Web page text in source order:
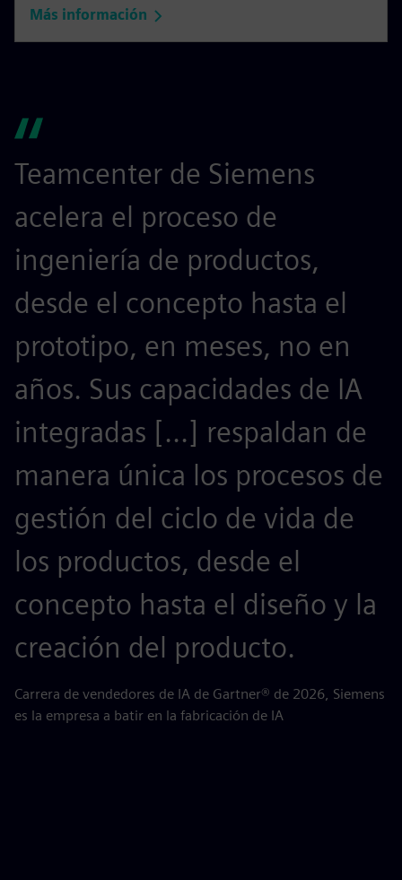
Más información
Teamcenter de Siemens
acelera el proceso de
ingeniería de productos,
desde el concepto hasta el
prototipo, en meses, no en
años. Sus capacidades de IA
integradas [...] respaldan de
manera única los procesos de
gestión del ciclo de vida de
los productos, desde el
concepto hasta el diseño y la
creación del producto.
Carrera de vendedores de IA de Gartner® de 2026, Siemens
es la empresa a batir en la fabricación de IA